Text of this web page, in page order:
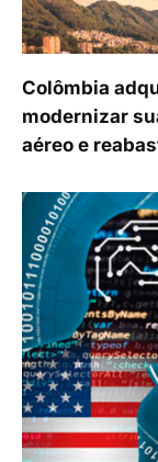
Colômbia
modernizar
aéreo e